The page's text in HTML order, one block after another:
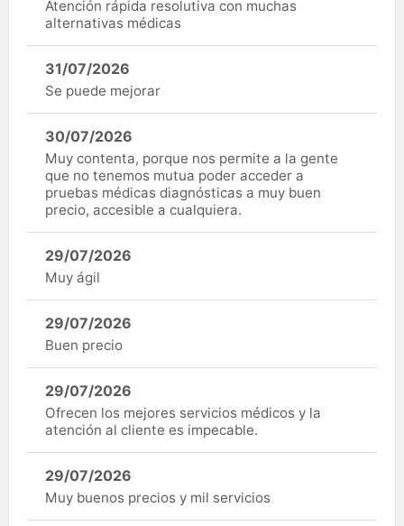
Atención rápida resolutiva con muchas
alternativas médicas
31/07/2026
Se puede mejorar
30/07/2026
Muy contenta, porque nos permite a la gente
que no tenemos mutua poder acceder a
pruebas médicas diagnósticas a muy buen
precio, accesible a cualquiera.
29/07/2026
Muy ágil
29/07/2026
Buen precio
29/07/2026
Ofrecen los mejores servicios médicos y la
atención al cliente es impecable.
29/07/2026
Muy buenos precios y mil servicios